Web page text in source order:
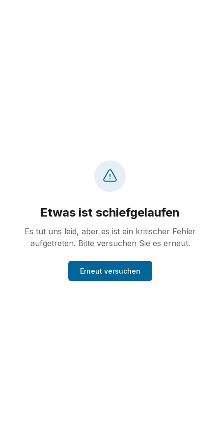
Etwas ist schiefgelaufen
Es tut uns leid, aber es ist ein kritischer Fehler
aufgetreten. Bitte versuchen Sie es erneut.
Erneut versuchen